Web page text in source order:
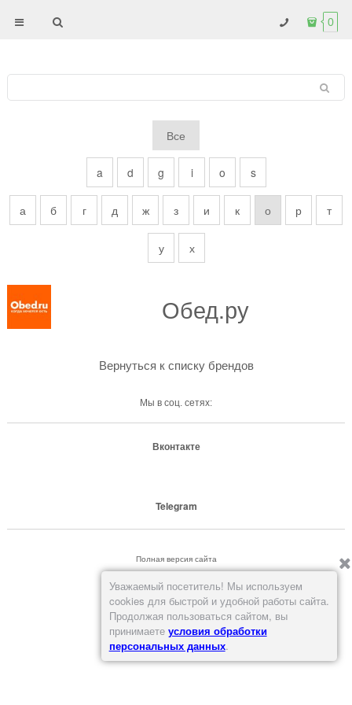
0
Все
a d g i o s
а б г д ж з и к о р т
у х
Обед.ру
Вернуться к списку брендов
Мы в соц. сетях:
Вконтакте
Telegram
Полная версия сайта
Уважаемый посетитель! Мы используем
cookies для быстрой и удобной работы сайта.
Продолжая пользоваться сайтом, вы
принимаете условия обработки
персональных данных.